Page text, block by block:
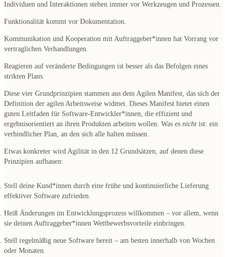
Individuen und Interaktionen stehen immer vor Werkzeugen und Prozessen.
Funktionalität kommt vor Dokumentation.
Kommunikation und Kooperation mit Auftraggeber*innen hat Vorrang vor
vertraglichen Verhandlungen.
Reagieren auf veränderte Bedingungen ist besser als das Befolgen eines
strikten Plans.
Diese vier Grundprinzipien stammen aus dem Agilen Manifest , das sich der
Definition der agilen Arbeitsweise widmet. Dieses Manifest bietet einen
guten Leitfaden für Software-Entwickler*innen, die effizient und
ergebnisorientiert an ihren Produkten arbeiten wollen. Was es nicht ist: ein
verbindlicher Plan, an den sich alle halten müssen.
Etwas konkreter wird Agilität in den 12 Grundsätzen, auf denen diese
Prinzipien aufbauen:
Stell deine Kund*innen durch eine frühe und kontinuierliche Lieferung
effektiver Software zufrieden.
Heiß Änderungen im Entwicklungsprozess willkommen – vor allem, wenn
sie deinen Auftraggeber*innen Wettbewerbsvorteile einbringen.
Stell regelmäßig neue Software bereit – am besten innerhalb von Wochen
oder Monaten.